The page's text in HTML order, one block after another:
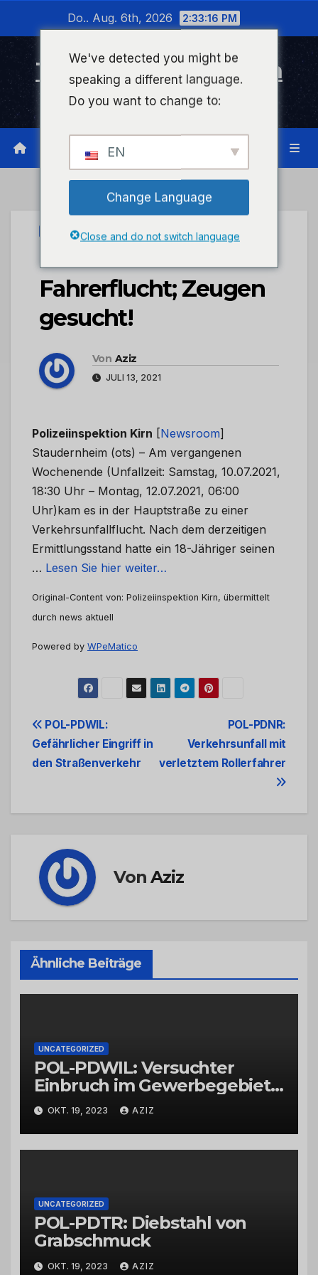
wechseln
Do.. Aug. 6th, 2026 2:33:17 PM
Timeline Bad Kreuznach
Infonetzwerk für Bad Kreuznach
UNCATEGORIZED
POL-PIKIR:
Fahrerflucht; Zeugen
gesucht!
Von Aziz
JULI 13, 2021
Polizeiinspektion Kirn [Newsroom]
Staudernheim (ots) – Am vergangenen
Wochenende (Unfallzeit: Samstag, 10.07.2021,
18:30 Uhr – Montag, 12.07.2021, 06:00
Uhr)kam es in der Hauptstraße zu einer
Verkehrsunfallflucht. Nach dem derzeitigen
Ermittlungsstand hatte ein 18-Jähriger seinen
… Lesen Sie hier weiter…
Original-Content von: Polizeiinspektion Kirn, übermittelt
durch news aktuell
Powered by WPeMatico
Beitrags-
Navigation
POL-PDNR:
Verkehrsunfall mit
verletztem Rollerfahrer
POL-PDWIL:
Gefährlicher Eingriff in
den Straßenverkehr
VonAziz
Ähnliche Beiträge
UNCATEGORIZED
POL-PDWIL: Versuchter
Einbruch im Gewerbegebiet
Wittlich
OKT. 19, 2023 AZIZ
UNCATEGORIZED
POL-PDTR: Diebstahl von
Grabschmuck
OKT. 19, 2023 AZIZ
We've detected you might be
speaking a different language.
Do you want to change to:
EN
Change Language
Close and do not switch language